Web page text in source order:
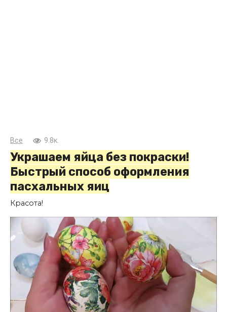
Все 9.8к.
Украшаем яйца без покраски!
Быстрый способ оформления
пасхальных яиц
Красота!